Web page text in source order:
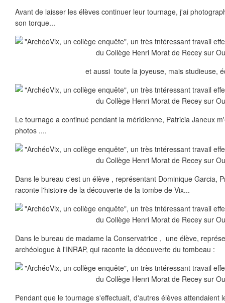
Avant de laisser les élèves continuer leur tournage, j'ai
son torque...
et aussi toute la joyeuse, mais studieuse,
Le tournage a continué pendant la méridienne, Patricia Janeux
photos ....
Dans le bureau c'est un élève , représentant Dominique Garcia,
raconte l'histoire de la découverte de la tombe de Vix...
Dans le bureau de madame la Conservatrice , une élève,
archéologue à l'INRAP, qui raconte la découverte du tombeau :
Pendant que le tournage s'effectuait, d'autres élèves attendaient